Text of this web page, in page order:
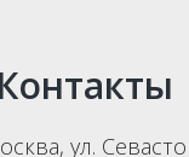
Контакты
ул.